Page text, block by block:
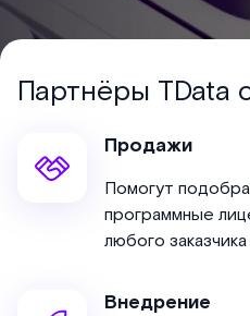
Партнёры TData
Продажи
Помогут
программные
любого заказчика
Внедрение